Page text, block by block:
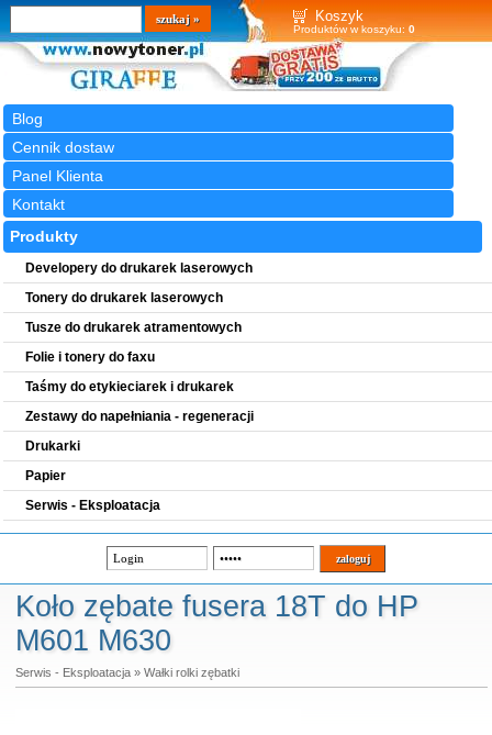
Koszyk
Produktów w koszyku: 0
Blog
Cennik dostaw
Panel Klienta
Kontakt
Wyszukiwarka
szukaj
Produkty
Developery do drukarek laserowych
Tonery do drukarek laserowych
Tusze do drukarek atramentowych
Folie i tonery do faxu
Taśmy do etykieciarek i drukarek
Zestawy do napełniania - regeneracji
Drukarki
Papier
Serwis - Eksploatacja
Koło zębate fusera 18T do HP
M601 M630
Serwis - Eksploatacja» Wałki rolki zębatki